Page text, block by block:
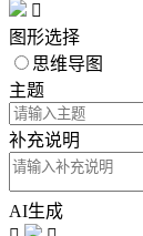

图形选择
思维导图
主题
补充说明
AI生成